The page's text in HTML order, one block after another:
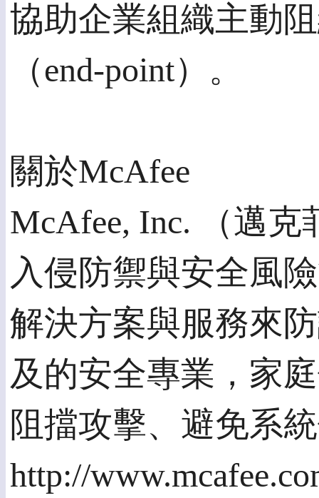
協助企業組織主動
（end-point）。
關於McAfee
McAfee, Inc. （邁
入侵防禦與安全風
解決方案與服務來
及的安全專業，家
阻擋攻擊、避免系
http://